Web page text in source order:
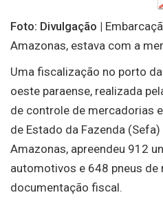
Foto: Divulgação |
Amazonas, estava com a
Uma fiscalização no porto
oeste paraense, realizada
de controle de mercadorias
de Estado da Fazenda
Amazonas, apreendeu 912
automotivos e 648 pneus de
documentação fiscal.